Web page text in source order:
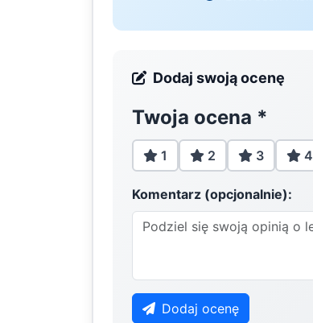
Dodaj swoją ocenę
Twoja ocena *
1 2 3 4
Komentarz (opcjonalnie):
Dodaj ocenę